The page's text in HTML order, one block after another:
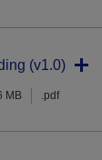
(v1.0)
MB .pdf